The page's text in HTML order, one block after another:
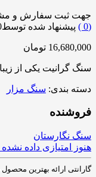
جهت ثبت سفارش و
0
) پیشنهاد شده توسط
16,680,000 تومان
سنگ گرانیت یکی از
دسته بندی: سنگ مزار
فروشنده
سنگ نگارستان
هنوز امتیازی داده
گارانتی ارائه بهترین